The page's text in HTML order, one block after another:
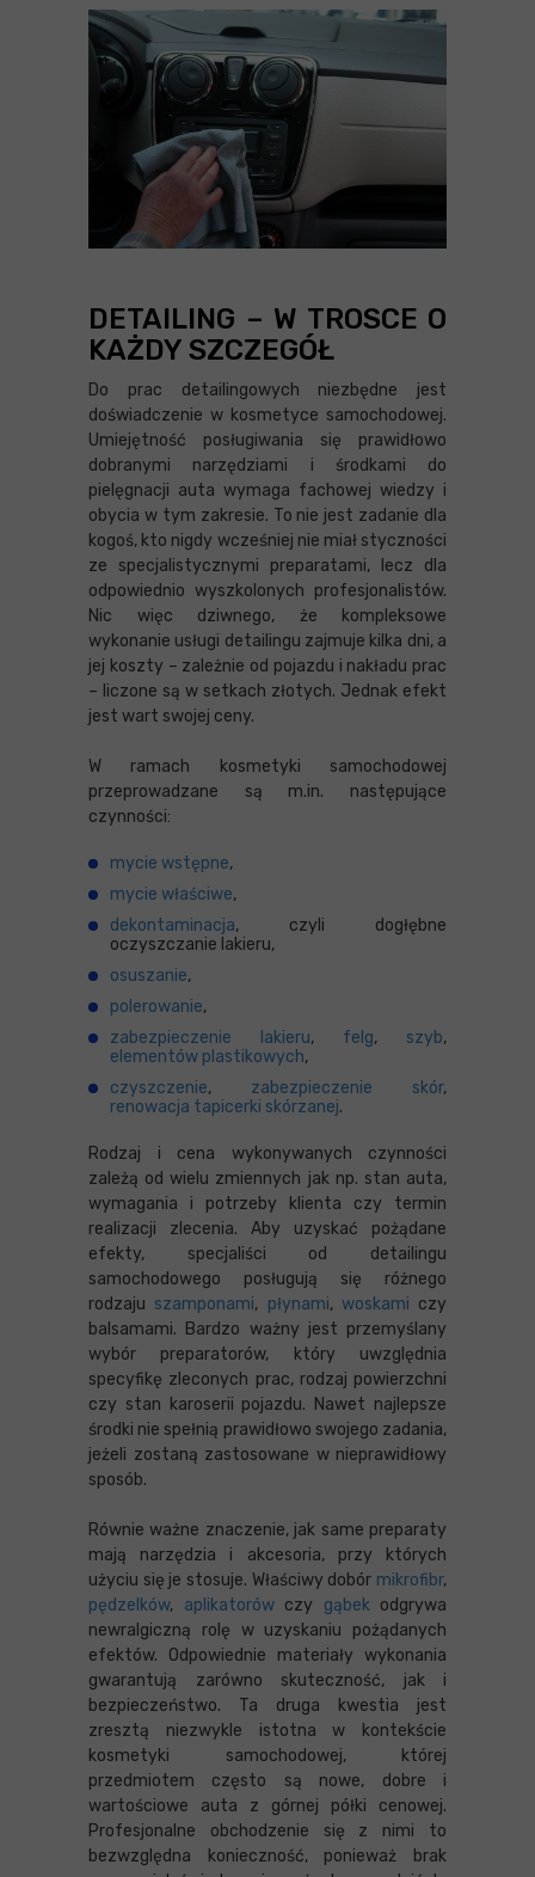
DETAILING – W TROSCE O
KAŻDY SZCZEGÓŁ
Do prac detailingowych niezbędne jest
doświadczenie w kosmetyce samochodowej.
Umiejętność posługiwania się prawidłowo
dobranymi narzędziami i środkami do
pielęgnacji auta wymaga fachowej wiedzy i
obycia w tym zakresie. To nie jest zadanie dla
kogoś, kto nigdy wcześniej nie miał styczności
ze specjalistycznymi preparatami, lecz dla
odpowiednio wyszkolonych profesjonalistów.
Nic więc dziwnego, że kompleksowe
wykonanie usługi detailingu zajmuje kilka dni, a
jej koszty – zależnie od pojazdu i nakładu prac
– liczone są w setkach złotych. Jednak efekt
jest wart swojej ceny.
W ramach kosmetyki samochodowej
przeprowadzane są m.in. następujące
czynności:
mycie wstępne,
mycie właściwe,
dekontaminacja, czyli dogłębne
oczyszczanie lakieru,
osuszanie,
polerowanie,
zabezpieczenie lakieru, felg, szyb,
elementów plastikowych,
czyszczenie, zabezpieczenie skór,
renowacja tapicerki skórzanej.
Rodzaj i cena wykonywanych czynności
zależą od wielu zmiennych jak np. stan auta,
wymagania i potrzeby klienta czy termin
realizacji zlecenia. Aby uzyskać pożądane
efekty, specjaliści od detailingu
samochodowego posługują się różnego
rodzaju szamponami, płynami, woskami czy
balsamami. Bardzo ważny jest przemyślany
wybór preparatorów, który uwzględnia
specyfikę zleconych prac, rodzaj powierzchni
czy stan karoserii pojazdu. Nawet najlepsze
środki nie spełnią prawidłowo swojego zadania,
jeżeli zostaną zastosowane w nieprawidłowy
sposób.
Równie ważne znaczenie, jak same preparaty
mają narzędzia i akcesoria, przy których
użyciu się je stosuje. Właściwy dobór mikrofibr,
pędzelków, aplikatorówczy gąbekodgrywa
newralgiczną rolę w uzyskaniu pożądanych
efektów. Odpowiednie materiały wykonania
gwarantują zarówno skuteczność, jak i
bezpieczeństwo. Ta druga kwestia jest
zresztą niezwykle istotna w kontekście
kosmetyki samochodowej, której
przedmiotem często są nowe, dobre i
wartościowe auta z górnej półki cenowej.
Profesjonalne obchodzenie się z nimi to
bezwzględna konieczność, ponieważ brak